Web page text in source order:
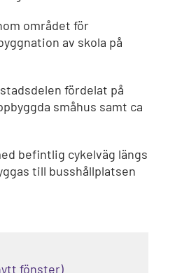
området för
av skola på
fördelat på
småhus samt ca
befintlig cykelväg längs
till busshållplatsen